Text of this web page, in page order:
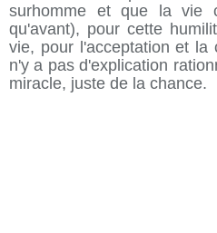
surhomme et que la vie
qu'avant), pour cette
vie, pour l'acceptation et la
n'y a pas d'explication
miracle, juste de la chance.